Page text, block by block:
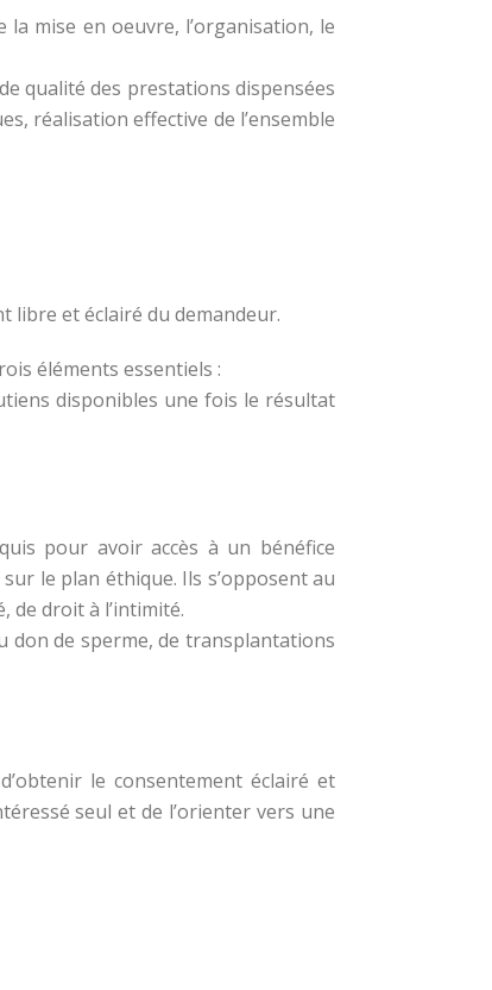
la mise en oeuvre, l’organisation, le
qualité des prestations dispensées
réalisation effective de l’ensemble
libre et éclairé du demandeur.
éléments essentiels :
disponibles une fois le résultat
pour avoir accès à un bénéfice
le plan éthique. Ils s’opposent au
de droit à l’intimité.
don de sperme, de transplantations
le consentement éclairé et
seul et de l’orienter vers une